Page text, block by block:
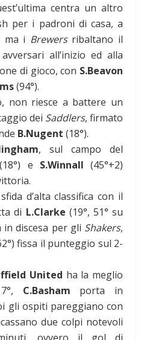
centra un altro
per i padroni di casa, a
ma i Brewersribaltano il
all’inizio ed alla
di gioco, con S.Beavon
(94°).
non riesce a battere un
dei Saddlers, firmato
B.Nugent (18°).
, sul campo del
(18°) e S.Winnall (45°+2)
d’alta classifica con il
di L.Clarke (19°, 51° su
discesa per gli Shakers,
fissa il punteggio sul 2-
United ha la meglio
C.Basham porta in
gli ospiti pareggiano con
due colpi notevoli